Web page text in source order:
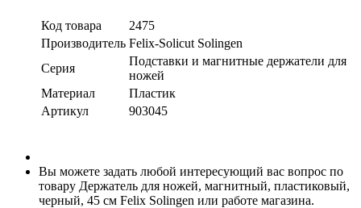
Код товара
2475
Производитель Felix-Solicut Solingen
Серия
Подставки и магнитные держатели для
ножей
Материал
Пластик
Артикул
903045
Вы можете задать любой интересующий вас вопрос по
товару Держатель для ножей, магнитный, пластиковый,
черный, 45 см Felix Solingen или работе магазина.